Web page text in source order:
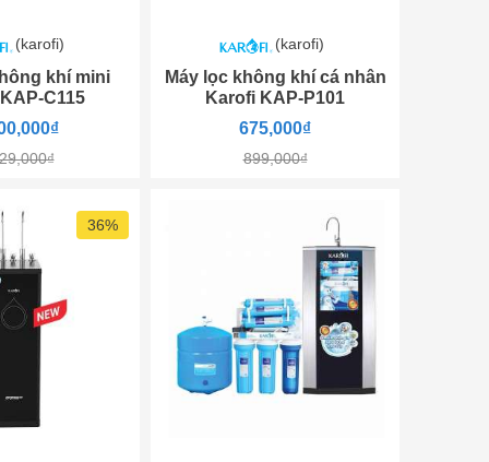
(karofi)
khí mini
C115
(karofi)
Máy lọc không khí cá nhân
Karofi KAP-P101
675,000₫
899,000₫
36%